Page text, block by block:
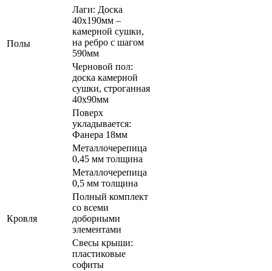
Полы
Лаги: Доска
40х190мм –
камерной сушки,
на ребро с шагом
590мм
Черновой пол:
доска камерной
сушки, строганная
40х90мм
Поверх
укладывается:
Фанера 18мм
Кровля
Металлочерепица
0,45 мм толщина
Металлочерепица
0,5 мм толщина
Полный комплект
со всеми
доборными
элементами
Свесы крыши:
пластиковые
софиты